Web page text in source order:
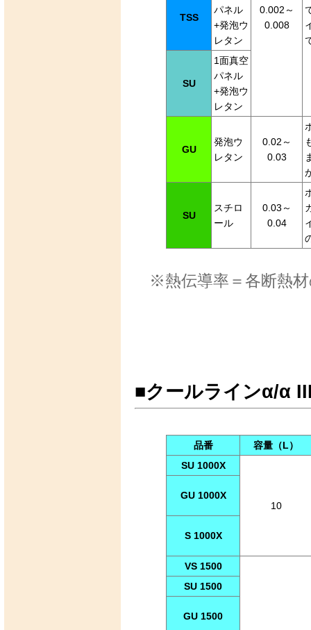
0.002～
0.008
TSS
パネル
+発泡ウ
レタン
SU
1面真空
パネル
+発泡ウ
レタン
GU
発泡ウ
レタン
0.02～
0.03
SU
スチロ
ール
0.03～
0.04
※熱伝導率＝各断熱
■クールラインα/α
品番
容量（L）
SU 1000X
10
GU 1000X
S 1000X
VS 1500
SU 1500
GU 1500